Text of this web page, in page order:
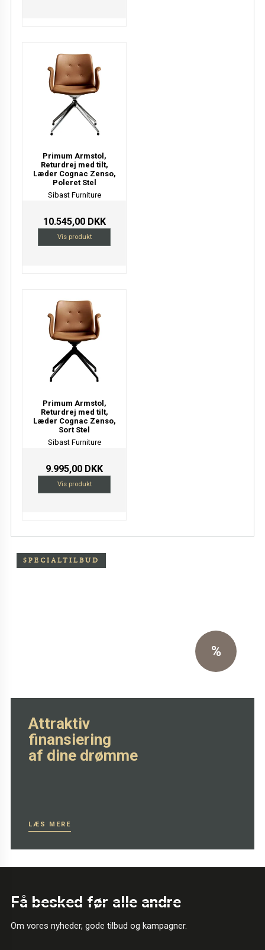
Primum Armstol,
Returdrej med tilt,
Læder Cognac Zenso,
Poleret Stel
Sibast Furniture
10.545,00 DKK
Vis produkt
Primum Armstol,
Returdrej med tilt,
Læder Cognac Zenso,
Sort Stel
Sibast Furniture
9.995,00 DKK
Vis produkt
SPECIALTILBUD
%
Attraktiv
finansiering
af dine drømme
LÆS MERE
Få besked før alle andre
Om vores nyheder, gode tilbud og kampagner.